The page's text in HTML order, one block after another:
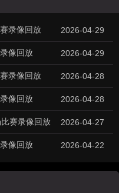
录像回放 2026-04-29
像回放 2026-04-29
录像回放 2026-04-28
像回放 2026-04-28
赛录像回放 2026-04-27
像回放 2026-04-22